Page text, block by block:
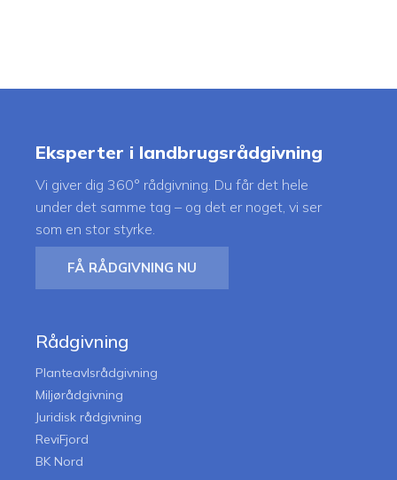
Eksperter i landbrugsrådgivning
Vi giver dig 360° rådgivning. Du får det hele
under det samme tag – og det er noget, vi ser
som en stor styrke.
FÅ RÅDGIVNING NU
Rådgivning
Planteavlsrådgivning
Miljørådgivning
Juridisk rådgivning
ReviFjord
BK Nord